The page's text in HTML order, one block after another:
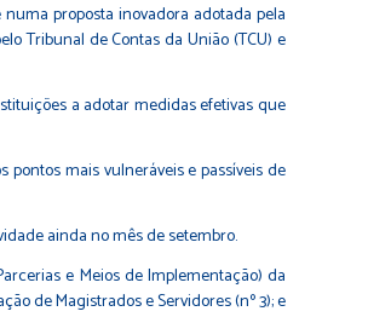
proposta inovadora adotada pela
Tribunal de Contas da União (TCU) e
a adotar medidas efetivas que
mais vulneráveis e passíveis de
ainda no mês de setembro.
e Meios de Implementação) da
de Magistrados e Servidores (nº 3); e